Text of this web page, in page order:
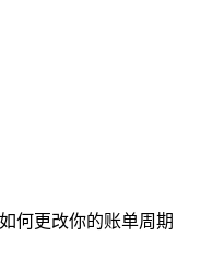
何更改你的账单周期